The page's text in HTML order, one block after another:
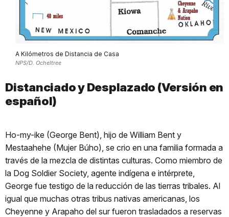
A Kilómetros de Distancia de Casa
NPS/D. Ocheltree
Distanciado y Desplazado (Versión en
español)
Ho-my-ike (George Bent), hijo de William Bent y
Mestaahehe (Mujer Búho), se crio en una familia formada a
través de la mezcla de distintas culturas. Como miembro de
la Dog Soldier Society, agente indígena e intérprete,
George fue testigo de la reducción de las tierras tribales. Al
igual que muchas otras tribus nativas americanas, los
Cheyenne y Arapaho del sur fueron trasladados a reservas